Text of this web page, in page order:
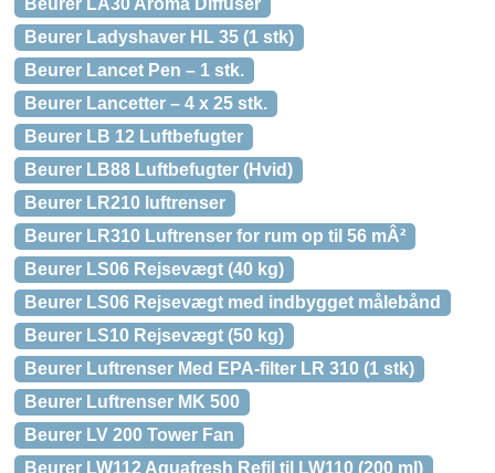
Beurer LA30 Aroma Diffuser
Beurer Ladyshaver HL 35 (1 stk)
Beurer Lancet Pen – 1 stk.
Beurer Lancetter – 4 x 25 stk.
Beurer LB 12 Luftbefugter
Beurer LB88 Luftbefugter (Hvid)
Beurer LR210 luftrenser
Beurer LR310 Luftrenser for rum op til 56 mÂ²
Beurer LS06 Rejsevægt (40 kg)
Beurer LS06 Rejsevægt med indbygget målebånd
Beurer LS10 Rejsevægt (50 kg)
Beurer Luftrenser Med EPA-filter LR 310 (1 stk)
Beurer Luftrenser MK 500
Beurer LV 200 Tower Fan
Beurer LW112 Aquafresh Refil til LW110 (200 ml)